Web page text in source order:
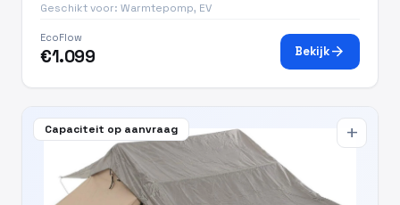
Geschikt voor: Warmtepomp, EV
EcoFlow
€1.099 Bekijkarrow_forward
Capaciteit op aanvraag add